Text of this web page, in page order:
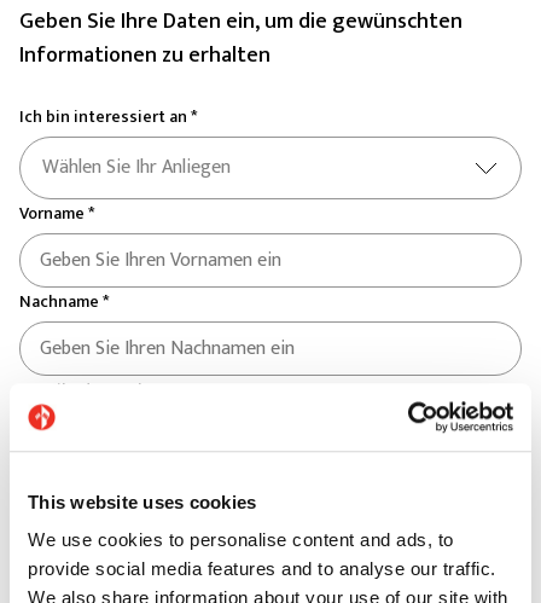
This website uses cookies
We use cookies to personalise content and ads, to
provide social media features and to analyse our traffic.
We also share information about your use of our site with
Geben Sie Ihre Daten ein, um die gewünschten
Informationen zu erhalten
Ich bin interessiert an *
Wählen Sie Ihr Anliegen
Vorname *
Nachname *
E-Mail-Adresse *
Land *